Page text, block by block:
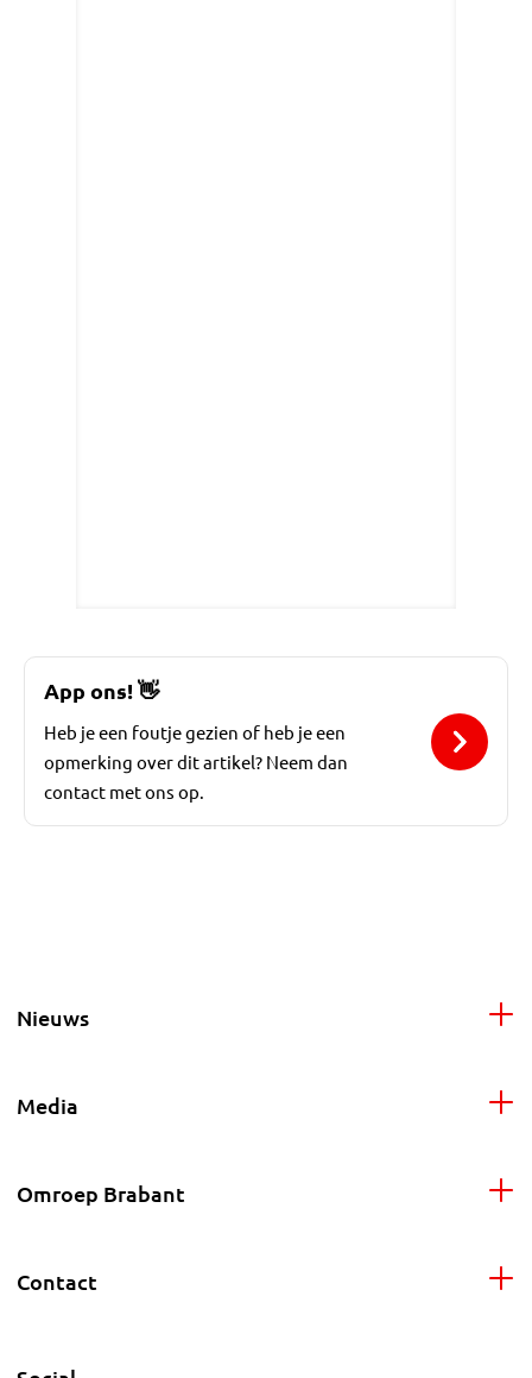
App ons!👋
Heb je een foutje gezien of heb je een
opmerking over dit artikel? Neem dan
contact met ons op.
Nieuws
Media
Omroep Brabant
Contact